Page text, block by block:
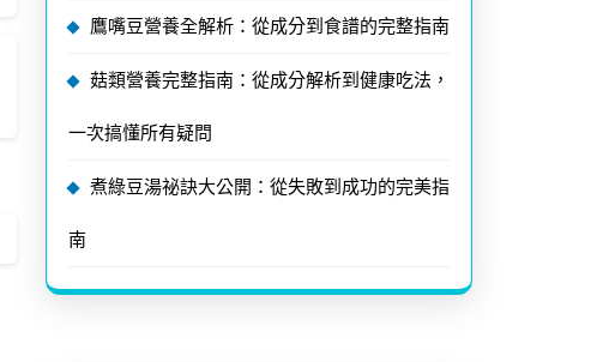
鷹嘴豆營養全解析：從成分到食譜的完整指南
菇類營養完整指南：從成分解析到健康吃法，
一次搞懂所有疑問
煮綠豆湯祕訣大公開：從失敗到成功的完美指
南